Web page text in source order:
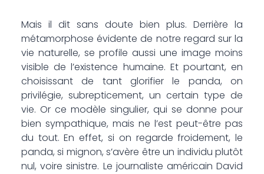
Mais il dit sans doute bien plus. Derrière la
métamorphose évidente de notre regard sur la
vie naturelle, se profile aussi une image moins
visible de l’existence humaine. Et pourtant, en
choisissant de tant glorifier le panda, on
privilégie, subrepticement, un certain type de
vie. Or ce modèle singulier, qui se donne pour
bien sympathique, mais ne l’est peut-être pas
du tout. En effet, si on regarde froidement, le
panda, si mignon, s’avère être un individu plutôt
nul, voire sinistre. Le journaliste américain David